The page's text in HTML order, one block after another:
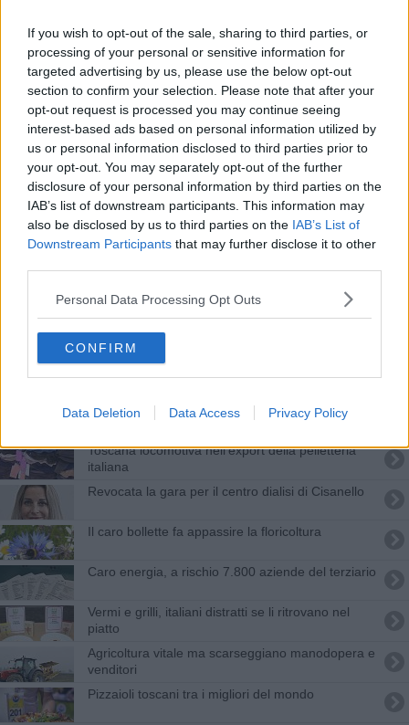
If you wish to opt-out of the sale, sharing to third parties, or
processing of your personal or sensitive information for
targeted advertising by us, please use the below opt-out
section to confirm your selection. Please note that after your
opt-out request is processed you may continue seeing
interest-based ads based on personal information utilized by
us or personal information disclosed to third parties prior to
your opt-out. You may separately opt-out of the further
disclosure of your personal information by third parties on the
IAB’s list of downstream participants. This information may
also be disclosed by us to third parties on the IAB’s List of
Downstream Participants that may further disclose it to other
Personal Data Processing Opt Outs
CONFIRM
Data Deletion Data Access Privacy Policy
Brindisi di Capodanno e poi la mazzata sulle
bollette
Produceva alcol a fiumi in 60 cisterne abusive
Guerra e rincari, nuovo assalto ai supermercati
Caro energia, tutti i bonus per famiglie e imprese
Toscana nel caos tavolini, difficile rinunciare allo
spazio gratuito dei mesi Covid
In Toscana ok alla semina di 60mila ettari di
artigianale
​Birrifici in subbuglio:Mr.Malt passa di proprietà
Toscana locomotiva nell'export della pelletteria
italiana
Revocata la gara per il centro dialisi di Cisanello
Il caro bollette fa appassire la floricoltura
Caro energia, a rischio 7.800 aziende del terziario
Vermi e grilli, italiani distratti se li ritrovano nel
piatto
Agricoltura vitale ma scarseggiano manodopera e
venditori
Pizzaioli toscani tra i migliori del mondo